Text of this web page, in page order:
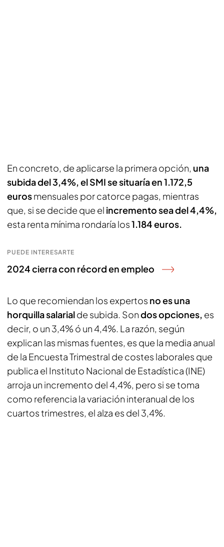
En concreto, de aplicarse la primera opción, una
subida del 3,4%, el SMI se situaría en 1.172,5
eurosmensuales por catorce pagas, mientras
que, si se decide que el incremento sea del 4,4%,
esta renta mínima rondaría los1.184 euros.
PUEDE INTERESARTE
2024 cierra con récord en empleo
Lo que recomiendan los expertos no es una
horquilla salarialde subida. Sondos opciones, es
decir, o un 3,4% ó un 4,4%. La razón, según
explican las mismas fuentes, es que la media anual
de la Encuesta Trimestral de costes laborales que
publica el Instituto Nacional de Estadística (INE)
arroja un incremento del 4,4%, pero si se toma
como referencia la variación interanual de los
cuartos trimestres, el alza es del 3,4%.